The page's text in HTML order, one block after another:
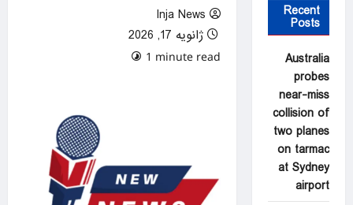
Inja News
ژانویه 17, 2026
1 minute read
Recent
Posts
Australia
probes
near-miss
collision of
two planes
on tarmac
at Sydney
airport